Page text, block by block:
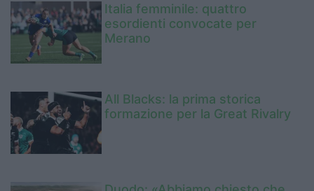
Italia femminile: quattro
esordienti convocate per
Merano
All Blacks: la prima storica
formazione per la Great Rivalry